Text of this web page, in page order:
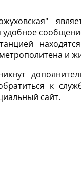
удобное
и
к
сайт.